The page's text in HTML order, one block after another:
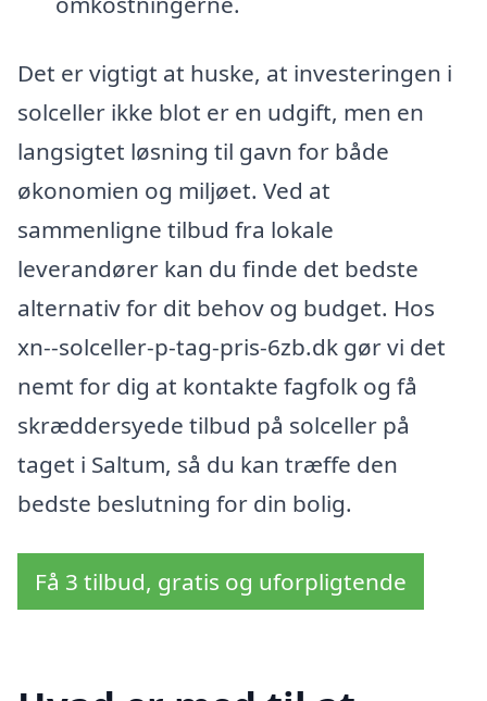
Det er vigtigt at huske, at investeringen i
solceller ikke blot er en udgift, men en
langsigtet løsning til gavn for både
økonomien og miljøet. Ved at
sammenligne tilbud fra lokale
leverandører kan du finde det bedste
alternativ for dit behov og budget. Hos
xn--solceller-p-tag-pris-6zb.dk gør vi det
nemt for dig at kontakte fagfolk og få
skræddersyede tilbud på solceller på
taget i Saltum, så du kan træffe den
bedste beslutning for din bolig.
Få 3 tilbud, gratis og uforpligtende